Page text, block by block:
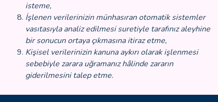
isteme,
İşlenen verilerinizin münhasıran otomatik sistemler
vasıtasıyla analiz edilmesi suretiyle tarafınız aleyhine
bir sonucun ortaya çıkmasına itiraz etme,
Kişisel verilerinizin kanuna aykırı olarak işlenmesi
sebebiyle zarara uğramanız hâlinde zararın
giderilmesini talep etme.